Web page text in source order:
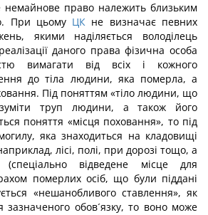
немайнове право належить близьким
При цьому ЦК не визначає певних
якими наділяється володілець
даного права фізична особа
вимагати від всіх і кожного
до тіла людини, яка померла, а
Під поняттям «тіло людини, що
труп людини, а також його
поняття «місця поховання», то під
яка знаходиться на кладовищі
лісі, полі, при дорозі тощо, а
(спеціально відведене місце для
померлих осіб, що були піддані
«нешанобливого ставлення», як
зазначеного обов´язку, то воно може